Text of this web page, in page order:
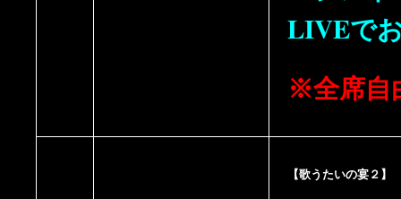
LIVEで
※全席自
【歌うたいの宴２】